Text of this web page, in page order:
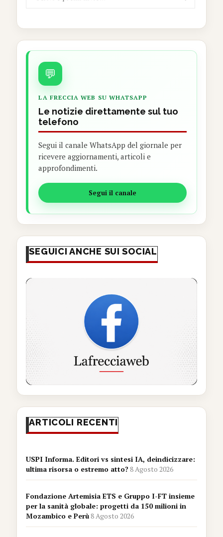
💬
LA FRECCIA WEB SU WHATSAPP
Le notizie direttamente sul tuo
telefono
Segui il canale WhatsApp del giornale per
ricevere aggiornamenti, articoli e
approfondimenti.
Segui il canale
SEGUICI ANCHE SUI SOCIAL
ARTICOLI RECENTI
USPI Informa. Editori vs sintesi IA, deindicizzare:
ultima risorsa o estremo atto?8 Agosto 2026
Fondazione Artemisia ETS e Gruppo I-FT insieme
per la sanità globale: progetti da 150 milioni in
Mozambico e Perù8 Agosto 2026